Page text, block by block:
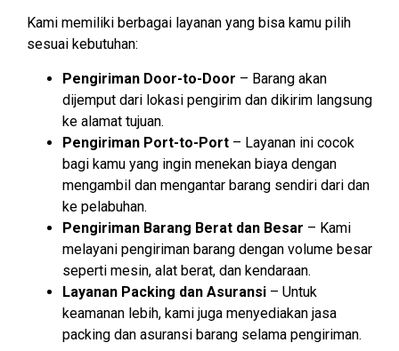
Kami memiliki berbagai layanan yang bisa kamu pilih
sesuai kebutuhan:
Pengiriman Door-to-Door – Barang akan
dijemput dari lokasi pengirim dan dikirim langsung
ke alamat tujuan.
Pengiriman Port-to-Port – Layanan ini cocok
bagi kamu yang ingin menekan biaya dengan
mengambil dan mengantar barang sendiri dari dan
ke pelabuhan.
Pengiriman Barang Berat dan Besar – Kami
melayani pengiriman barang dengan volume besar
seperti mesin, alat berat, dan kendaraan.
Layanan Packing dan Asuransi – Untuk
keamanan lebih, kami juga menyediakan jasa
packing dan asuransi barang selama pengiriman.